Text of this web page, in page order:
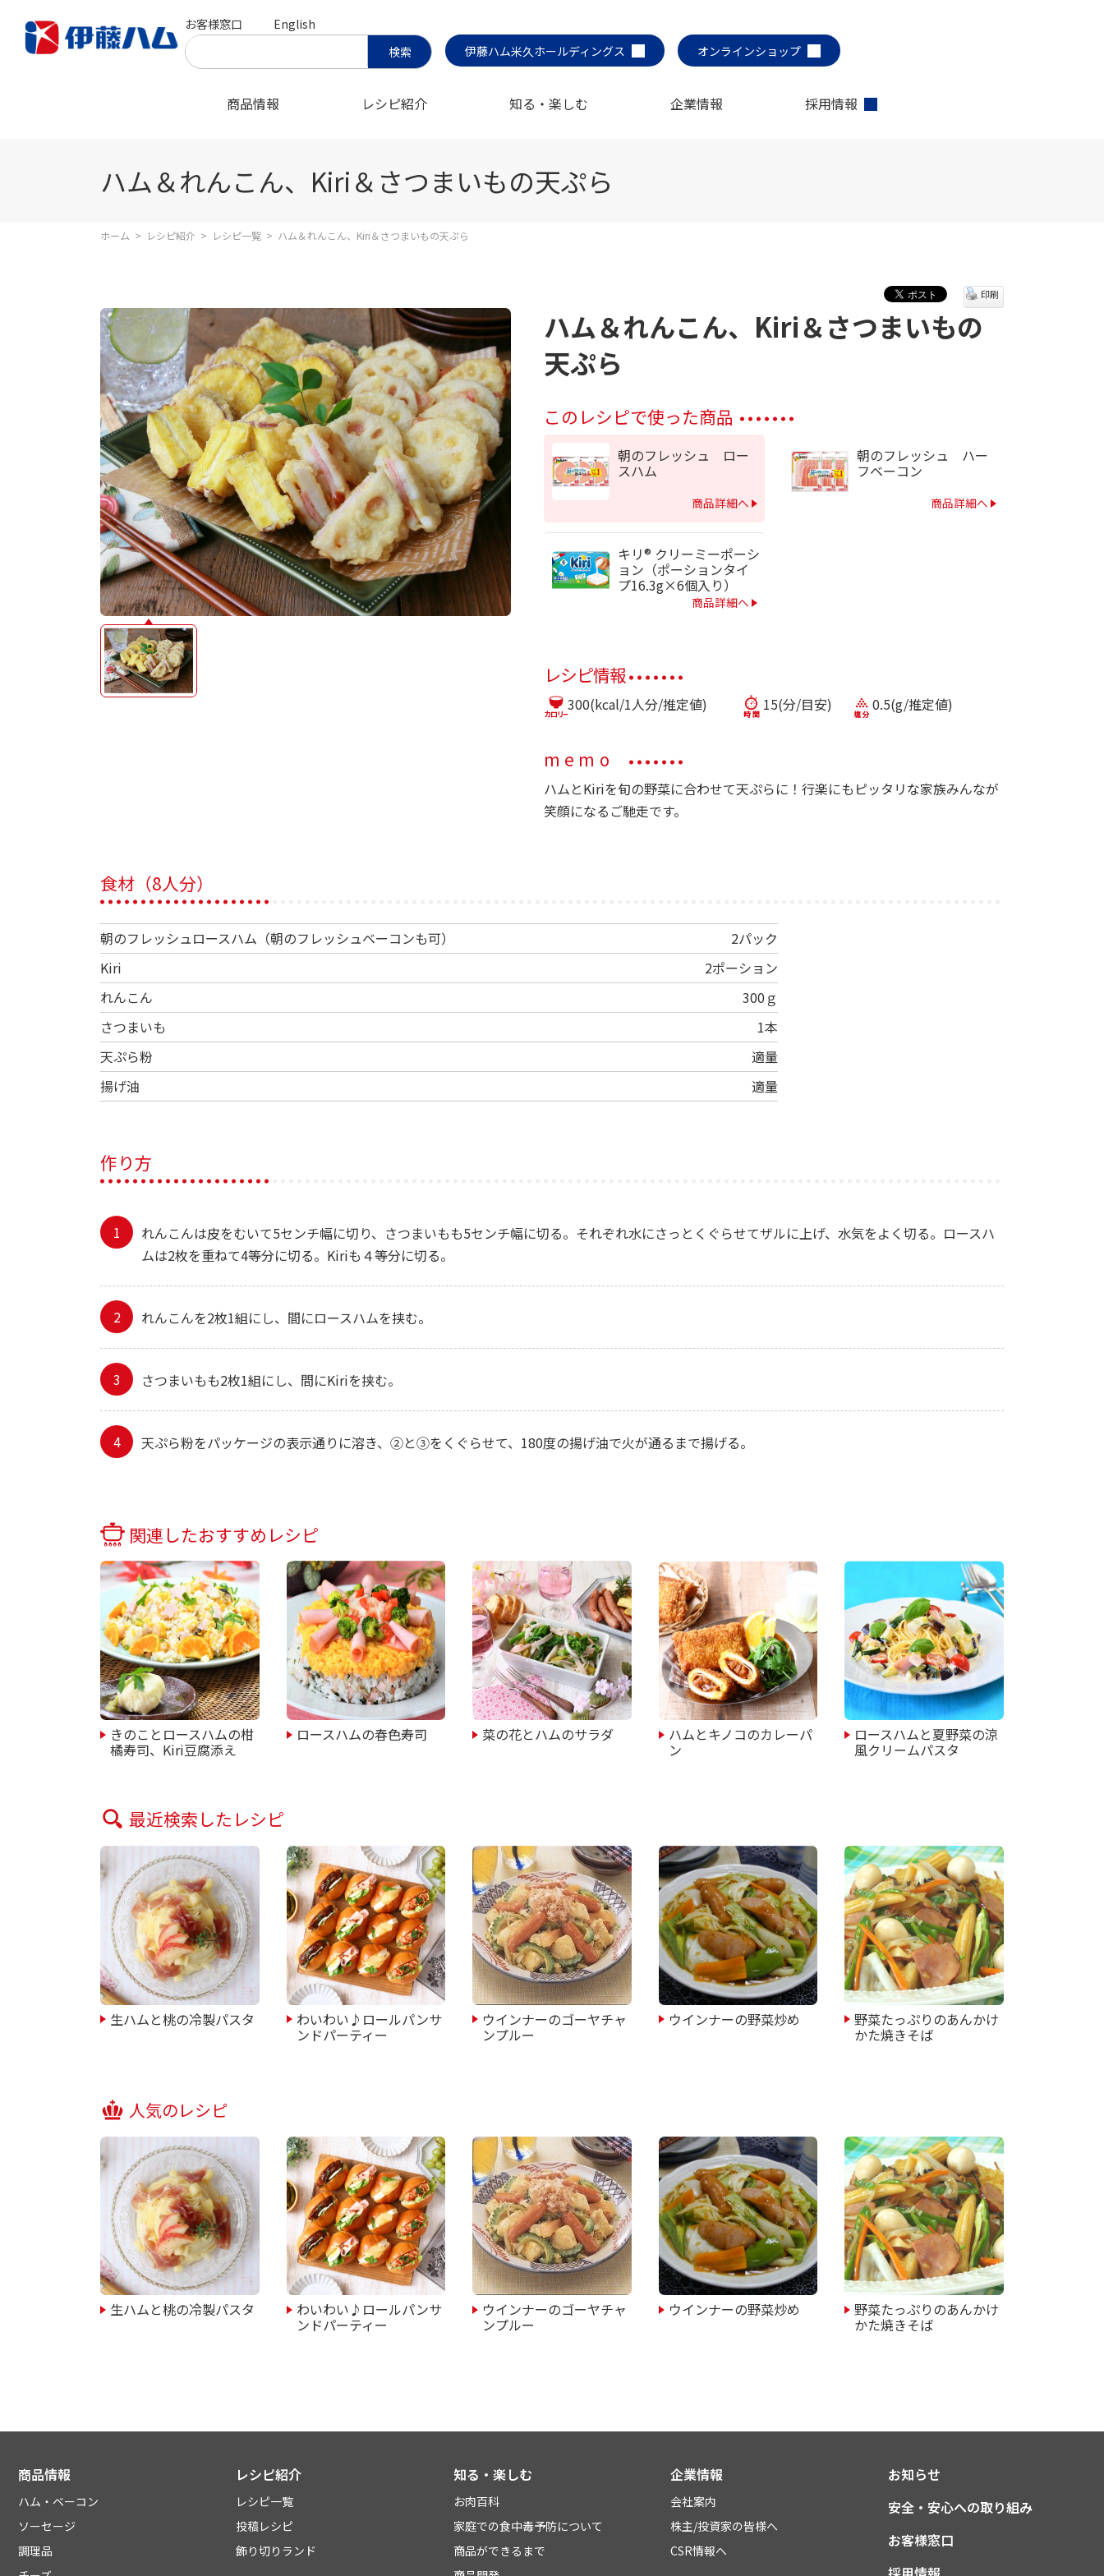
お客様窓口
English
伊藤ハム米久ホールディングス
オンラインショップ
商品情報 レシピ紹介 知る・楽しむ 企業情報 採用情報
ハム＆れんこん、Kiri＆さつまいもの天ぷら
ホーム > レシピ紹介 > レシピ一覧 > ハム＆れんこん、Kiri＆さつまいもの天ぷら
ハム＆れんこん、Kiri＆さつまいもの
天ぷら
印刷
このレシピで使った商品
朝のフレッシュ ロー
スハム
商品詳細へ
朝のフレッシュ ハー
フベーコン
商品詳細へ
キリ® クリーミーポーシ
ョン（ポーションタイ
プ16.3g×6個入り）
商品詳細へ
レシピ情報
300(kcal/1人分/推定値) 15(分/目安) 0.5(g/推定値)
memo
ハムとKiriを旬の野菜に合わせて天ぷらに！行楽にもピッタリな家族みんなが
笑顔になるご馳走です。
食材（8人分）
朝のフレッシュロースハム（朝のフレッシュベーコンも可）
2パック
Kiri
2ポーション
れんこん
300ｇ
さつまいも
1本
天ぷら粉
適量
揚げ油
適量
作り方
れんこんは皮をむいて5センチ幅に切り、さつまいもも5センチ幅に切る。それぞれ水にさっとくぐらせてザルに上げ、水気をよく切る。ロースハ
ムは2枚を重ねて4等分に切る。Kiriも４等分に切る。
れんこんを2枚1組にし、間にロースハムを挟む。
さつまいもも2枚1組にし、間にKiriを挟む。
天ぷら粉をパッケージの表示通りに溶き、②と③をくぐらせて、180度の揚げ油で火が通るまで揚げる。
関連したおすすめレシピ
きのことロースハムの柑
橘寿司、Kiri豆腐添え
ロースハムの春色寿司 菜の花とハムのサラダ ハムとキノコのカレーパ
ン
ロースハムと夏野菜の涼
風クリームパスタ
最近検索したレシピ
生ハムと桃の冷製パスタ わいわい♪ロールパンサ
ンドパーティー
ウインナーのゴーヤチャ
ンプルー
ウインナーの野菜炒め 野菜たっぷりのあんかけ
かた焼きそば
人気のレシピ
生ハムと桃の冷製パスタ わいわい♪ロールパンサ
ンドパーティー
ウインナーのゴーヤチャ
ンプルー
ウインナーの野菜炒め 野菜たっぷりのあんかけ
かた焼きそば
商品情報
ハム・ベーコン
ソーセージ
調理品
レシピ紹介
レシピ一覧
投稿レシピ
飾り切りランド
知る・楽しむ
お肉百科
家庭での食中毒予防について
商品ができるまで
企業情報
会社案内
株主/投資家の皆様へ
CSR情報へ
お知らせ
安全・安心への取り組み
お客様窓口